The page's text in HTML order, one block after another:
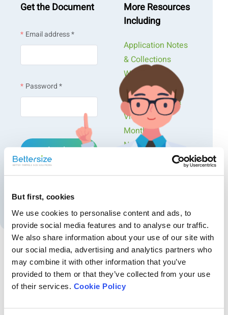
But first, cookies
We use cookies to personalise content and ads, to
provide social media features and to analyse our traffic.
We also share information about your use of our site with
our social media, advertising and analytics partners who
may combine it with other information that you’ve
provided to them or that they’ve collected from your use
of their services. Cookie Policy
Get the Document
Email address *
Password *
Login
Create an account
More Resources
Including
Application Notes
& Collections
Webinars &
Workshops
Presentations &
Videos
Monthly
Newsletters
Exclusive Events...
Recommended articles
Mesure de la taille et du potentiel zêta des